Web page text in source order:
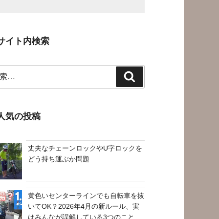
イト内検索
索
気の投稿
丈夫なチェーンロックやU字ロックを
どう持ち運ぶか問題
黄色いセンターラインでも自転車を抜
いてOK？2026年4月の新ルール、実
はみんなが誤解している3つのこと